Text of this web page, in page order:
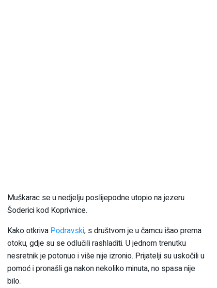
Muškarac se u nedjelju poslijepodne utopio na jezeru
Šoderici kod Koprivnice.
Kako otkriva Podravski, s društvom je u čamcu išao prema
otoku, gdje su se odlučili rashladiti. U jednom trenutku
nesretnik je potonuo i više nije izronio. Prijatelji su uskočili u
pomoć i pronašli ga nakon nekoliko minuta, no spasa nije
bilo.